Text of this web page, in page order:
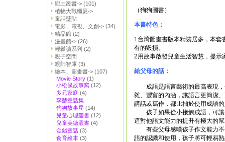
鄉土叢書-> (101)
植物大戰殭屍->
童話壁貼
電影、電視、文創-> (34)
精品館 (2)
漫畫館-> (26)
輕鬆讀系列 (2)
親子空間
親師智庫 (3)
繪本、圖畫書-> (107)
Movie Story (1)
小松鼠故事窩 (12)
多元家庭 (4)
李赫童話集
狗狗故事屋 (14)
兒童心理叢書 (12)
兒童美德叢書 (4)
金錢童話 (3)
食育繪本 (3)
（狗狗圖書）
本書特色：
1台灣圖畫書版本精裝居多，本
有的毀損。
2用故事啟發兒童生活智慧，提示
給父母的話：
成語是語言藝術的最高表現，
雜、豐富的內涵，讓語言更簡潔
講話或寫作，都比拙於使用成語
孩子如果從小接觸成語，可讓
這對他語文能力的提升有極大的
有些父母感嘆孩子作文能力不
語的認識和使用，孩子將可輕易